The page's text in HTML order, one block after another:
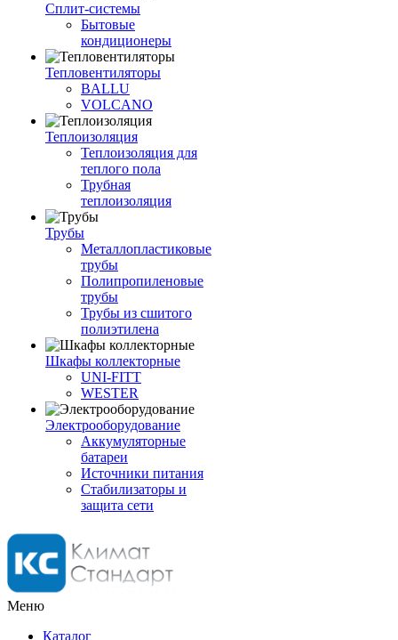
Сплит-системы
Бытовые
кондиционеры
Тепловентиляторы
BALLU
VOLCANO
Теплоизоляция
Теплоизоляция для
теплого пола
Трубная
теплоизоляция
Трубы
Металлопластиковые
трубы
Полипропиленовые
трубы
Трубы из сшитого
полиэтилена
Шкафы коллекторные
UNI-FITT
WESTER
Электрооборудование
Аккумуляторные
батареи
Источники питания
Стабилизаторы и
защита сети
Меню
Каталог